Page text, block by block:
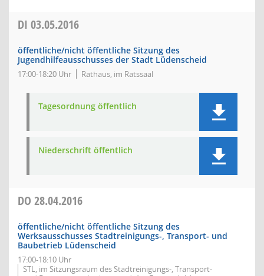
DI 03.05.2016
öffentliche/nicht öffentliche Sitzung des
Jugendhilfeausschusses der Stadt Lüdenscheid
17:00-18:20 Uhr Rathaus, im Ratssaal
Tagesordnung öffentlich
Niederschrift öffentlich
DO 28.04.2016
öffentliche/nicht öffentliche Sitzung des
Werksausschusses Stadtreinigungs-, Transport- und
Baubetrieb Lüdenscheid
17:00-18:10 Uhr
STL, im Sitzungsraum des Stadtreinigungs-, Transport-